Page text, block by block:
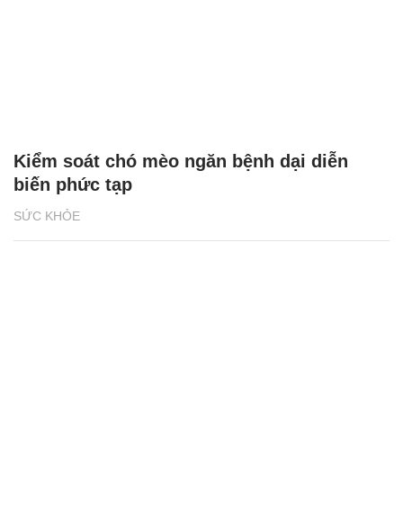
SỨC KHỎE
Kiểm soát chó mèo ngăn bệnh dại diễn
biến phức tạp